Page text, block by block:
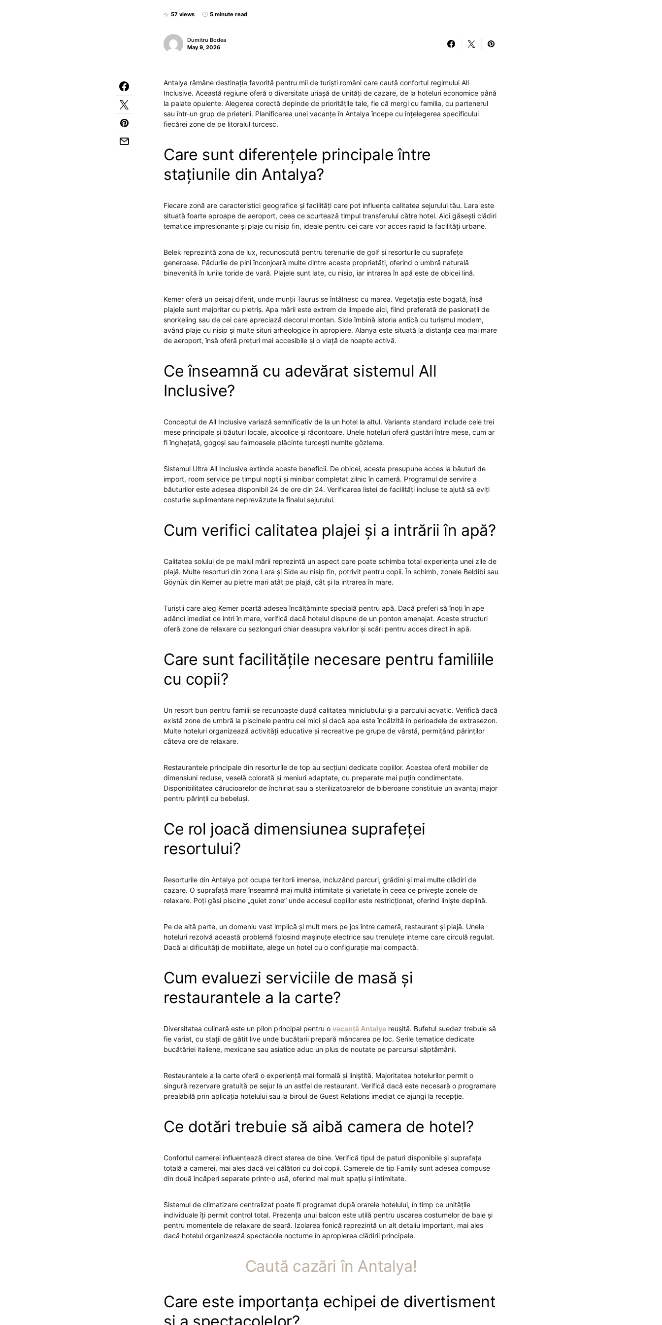
57 views 5 minute read
Dumitru Bodea
May 9, 2026
Antalya rămâne destinația favorită pentru mii de turiști români care caută confortul regimului All
Inclusive. Această regiune oferă o diversitate uriașă de unități de cazare, de la hoteluri economice până
la palate opulente. Alegerea corectă depinde de prioritățile tale, fie că mergi cu familia, cu partenerul
sau într-un grup de prieteni. Planificarea unei vacanțe în Antalya începe cu înțelegerea specificului
fiecărei zone de pe litoralul turcesc.
Care sunt diferențele principale între
stațiunile din Antalya?
Fiecare zonă are caracteristici geografice și facilități care pot influența calitatea sejurului tău. Lara este
situată foarte aproape de aeroport, ceea ce scurtează timpul transferului către hotel. Aici găsești clădiri
tematice impresionante și plaje cu nisip fin, ideale pentru cei care vor acces rapid la facilități urbane.
Belek reprezintă zona de lux, recunoscută pentru terenurile de golf și resorturile cu suprafețe
generoase. Pădurile de pini înconjoară multe dintre aceste proprietăți, oferind o umbră naturală
binevenită în lunile toride de vară. Plajele sunt late, cu nisip, iar intrarea în apă este de obicei lină.
Kemer oferă un peisaj diferit, unde munții Taurus se întâlnesc cu marea. Vegetația este bogată, însă
plajele sunt majoritar cu pietriș. Apa mării este extrem de limpede aici, fiind preferată de pasionații de
snorkeling sau de cei care apreciază decorul montan. Side îmbină istoria antică cu turismul modern,
având plaje cu nisip și multe situri arheologice în apropiere. Alanya este situată la distanța cea mai mare
de aeroport, însă oferă prețuri mai accesibile și o viață de noapte activă.
Ce înseamnă cu adevărat sistemul All
Inclusive?
Conceptul de All Inclusive variază semnificativ de la un hotel la altul. Varianta standard include cele trei
mese principale și băuturi locale, alcoolice și răcoritoare. Unele hoteluri oferă gustări între mese, cum ar
fi înghețată, gogoși sau faimoasele plăcinte turcești numite gözleme.
Sistemul Ultra All Inclusive extinde aceste beneficii. De obicei, acesta presupune acces la băuturi de
import, room service pe timpul nopții și minibar completat zilnic în cameră. Programul de servire a
băuturilor este adesea disponibil 24 de ore din 24. Verificarea listei de facilități incluse te ajută să eviți
costurile suplimentare neprevăzute la finalul sejurului.
Cum verifici calitatea plajei și a intrării în apă?
Calitatea solului de pe malul mării reprezintă un aspect care poate schimba total experiența unei zile de
plajă. Multe resorturi din zona Lara și Side au nisip fin, potrivit pentru copii. În schimb, zonele Beldibi sau
Göynük din Kemer au pietre mari atât pe plajă, cât și la intrarea în mare.
Turiștii care aleg Kemer poartă adesea încălțăminte specială pentru apă. Dacă preferi să înoți în ape
adânci imediat ce intri în mare, verifică dacă hotelul dispune de un ponton amenajat. Aceste structuri
oferă zone de relaxare cu șezlonguri chiar deasupra valurilor și scări pentru acces direct în apă.
Care sunt facilitățile necesare pentru familiile
cu copii?
Un resort bun pentru familii se recunoaște după calitatea miniclubului și a parcului acvatic. Verifică dacă
există zone de umbră la piscinele pentru cei mici și dacă apa este încălzită în perioadele de extrasezon.
Multe hoteluri organizează activități educative și recreative pe grupe de vârstă, permițând părinților
câteva ore de relaxare.
Restaurantele principale din resorturile de top au secțiuni dedicate copiilor. Acestea oferă mobilier de
dimensiuni reduse, veselă colorată și meniuri adaptate, cu preparate mai puțin condimentate.
Disponibilitatea cărucioarelor de închiriat sau a sterilizatoarelor de biberoane constituie un avantaj major
pentru părinții cu bebeluși.
Ce rol joacă dimensiunea suprafeței
resortului?
Resorturile din Antalya pot ocupa teritorii imense, incluzând parcuri, grădini și mai multe clădiri de
cazare. O suprafață mare înseamnă mai multă intimitate și varietate în ceea ce privește zonele de
relaxare. Poți găsi piscine „quiet zone” unde accesul copiilor este restricționat, oferind liniște deplină.
Pe de altă parte, un domeniu vast implică și mult mers pe jos între cameră, restaurant și plajă. Unele
hoteluri rezolvă această problemă folosind mașinuțe electrice sau trenulețe interne care circulă regulat.
Dacă ai dificultăți de mobilitate, alege un hotel cu o configurație mai compactă.
Cum evaluezi serviciile de masă și
restaurantele a la carte?
Diversitatea culinară este un pilon principal pentru o vacanță Antalya reușită. Bufetul suedez trebuie să
fie variat, cu stații de gătit live unde bucătarii prepară mâncarea pe loc. Serile tematice dedicate
bucătăriei italiene, mexicane sau asiatice aduc un plus de noutate pe parcursul săptămânii.
Restaurantele a la carte oferă o experiență mai formală și liniștită. Majoritatea hotelurilor permit o
singură rezervare gratuită pe sejur la un astfel de restaurant. Verifică dacă este necesară o programare
prealabilă prin aplicația hotelului sau la biroul de Guest Relations imediat ce ajungi la recepție.
Ce dotări trebuie să aibă camera de hotel?
Confortul camerei influențează direct starea de bine. Verifică tipul de paturi disponibile și suprafața
totală a camerei, mai ales dacă vei călători cu doi copii. Camerele de tip Family sunt adesea compuse
din două încăperi separate printr-o ușă, oferind mai mult spațiu și intimitate.
Sistemul de climatizare centralizat poate fi programat după orarele hotelului, în timp ce unitățile
individuale îți permit control total. Prezența unui balcon este utilă pentru uscarea costumelor de baie și
pentru momentele de relaxare de seară. Izolarea fonică reprezintă un alt detaliu important, mai ales
dacă hotelul organizează spectacole nocturne în apropierea clădirii principale.
Caută cazări în Antalya!
Care este importanța echipei de divertisment